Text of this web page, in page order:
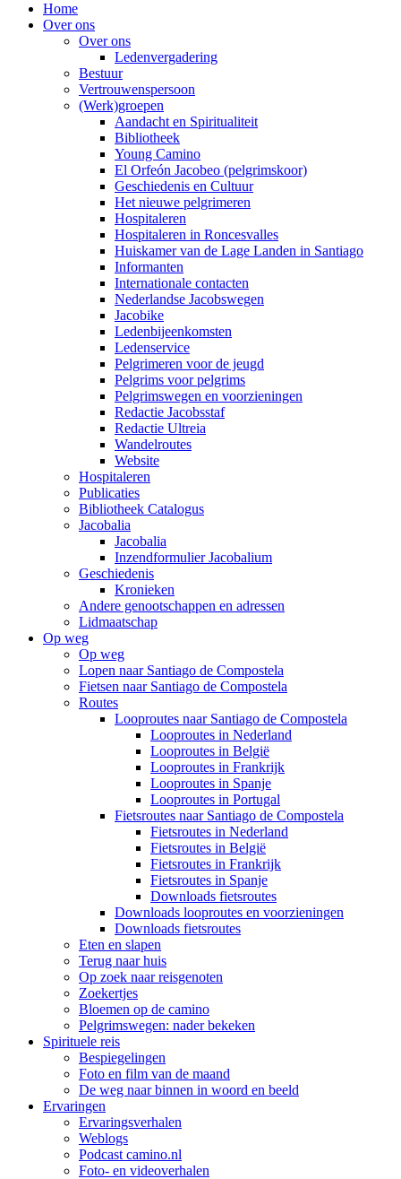
Home
Over ons
Over ons
Ledenvergadering
Bestuur
Vertrouwenspersoon
(Werk)groepen
Aandacht en Spiritualiteit
Bibliotheek
Young Camino
El Orfeón Jacobeo (pelgrimskoor)
Geschiedenis en Cultuur
Het nieuwe pelgrimeren
Hospitaleren
Hospitaleren in Roncesvalles
Huiskamer van de Lage Landen in Santiago
Informanten
Internationale contacten
Nederlandse Jacobswegen
Jacobike
Ledenbijeenkomsten
Ledenservice
Pelgrimeren voor de jeugd
Pelgrims voor pelgrims
Pelgrimswegen en voorzieningen
Redactie Jacobsstaf
Redactie Ultreia
Wandelroutes
Website
Hospitaleren
Publicaties
Bibliotheek Catalogus
Jacobalia
Jacobalia
Inzendformulier Jacobalium
Geschiedenis
Kronieken
Andere genootschappen en adressen
Lidmaatschap
Op weg
Op weg
Lopen naar Santiago de Compostela
Fietsen naar Santiago de Compostela
Routes
Looproutes naar Santiago de Compostela
Looproutes in Nederland
Looproutes in België
Looproutes in Frankrijk
Looproutes in Spanje
Looproutes in Portugal
Fietsroutes naar Santiago de Compostela
Fietsroutes in Nederland
Fietsroutes in België
Fietsroutes in Frankrijk
Fietsroutes in Spanje
Downloads fietsroutes
Downloads looproutes en voorzieningen
Downloads fietsroutes
Eten en slapen
Terug naar huis
Op zoek naar reisgenoten
Zoekertjes
Bloemen op de camino
Pelgrimswegen: nader bekeken
Spirituele reis
Bespiegelingen
Foto en film van de maand
De weg naar binnen in woord en beeld
Ervaringen
Ervaringsverhalen
Weblogs
Podcast camino.nl
Foto- en videoverhalen